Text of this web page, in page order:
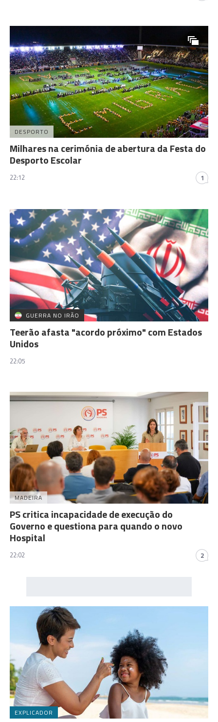
DESPORTO
Milhares na cerimónia de abertura da Festa do
Desporto Escolar
22:12 1
GUERRA NO IRÃO
Teerão afasta "acordo próximo" com Estados
Unidos
22:05
MADEIRA
PS critica incapacidade de execução do
Governo e questiona para quando o novo
Hospital
22:02 2
EXPLICADOR